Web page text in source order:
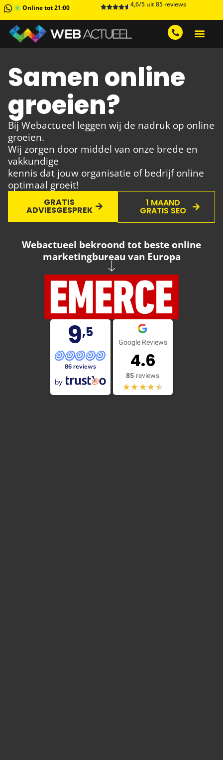
Online tot 21:00 4,6/5 uit 85 reviews
Samen online
groeien?
Bij Webactueel leggen wij de nadruk op online
groeien.
Wij zorgen door middel van onze brede en
vakkundige
kennis dat jouw organisatie of bedrijf online
optimaal groeit!
GRATIS
ADVIESGESPREK
1 MAAND
GRATIS SEO
Webactueel bekroond tot beste online
marketingbureau van Europa
9,5
86 reviews
by
Google Reviews
4.6
85 reviews